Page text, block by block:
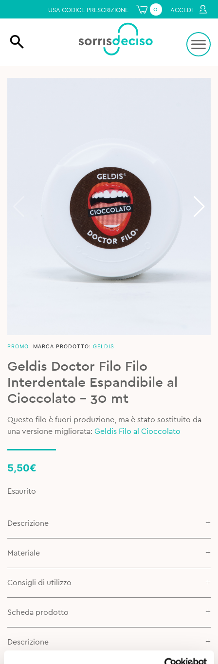
USA CODICE PRESCRIZIONE 0 ACCEDI
PROMO MARCA PRODOTTO: GELDIS
Geldis Doctor Filo Filo
Interdentale Espandibile al
Cioccolato – 30 mt
Questo filo è fuori produzione, ma è stato sostituito da
una versione migliorata: Geldis Filo al Cioccolato
5,50€
Esaurito
Descrizione
Materiale
Consigli di utilizzo
Scheda prodotto
Descrizione